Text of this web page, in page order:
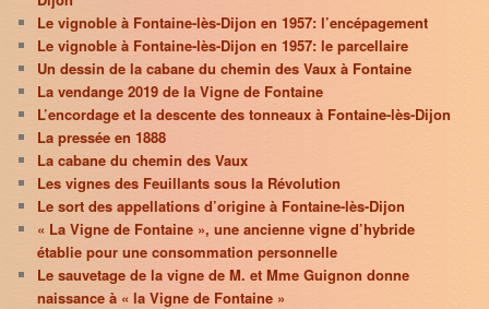
Le vignoble à Fontaine-lès-Dijon en 1957: l’encépagement
Le vignoble à Fontaine-lès-Dijon en 1957: le parcellaire
Un dessin de la cabane du chemin des Vaux à Fontaine
La vendange 2019 de la Vigne de Fontaine
L’encordage et la descente des tonneaux à Fontaine-lès-Dijon
La pressée en 1888
La cabane du chemin des Vaux
Les vignes des Feuillants sous la Révolution
Le sort des appellations d’origine à Fontaine-lès-Dijon
« La Vigne de Fontaine », une ancienne vigne d’hybride
établie pour une consommation personnelle
Le sauvetage de la vigne de M. et Mme Guignon donne
naissance à « la Vigne de Fontaine »